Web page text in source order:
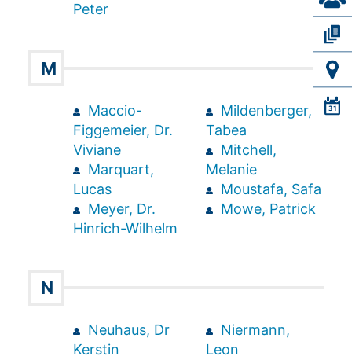
Peter
M
Maccio-
Figgemeier, Dr.
Viviane
Marquart,
Lucas
Meyer, Dr.
Hinrich-Wilhelm
Mildenberger,
Tabea
Mitchell,
Melanie
Moustafa, Safa
Mowe, Patrick
N
Neuhaus, Dr
Kerstin
Niermann,
Leon